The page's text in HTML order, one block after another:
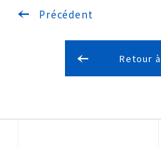
Précédent
Retour